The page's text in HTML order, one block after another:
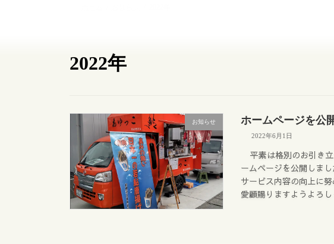
2022年
お知らせ ホームページを公
2022年6月1日
平素は格別のお引き
ームページを公開しま
サービス内容の向上に
愛顧賜りますようよろ